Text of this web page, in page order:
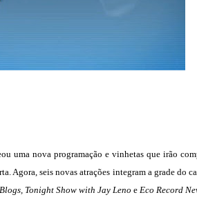
uma nova programação e vinhetas que irão
Agora, seis novas atrações integram a grade do
Tonight Show with Jay Leno e Eco Record